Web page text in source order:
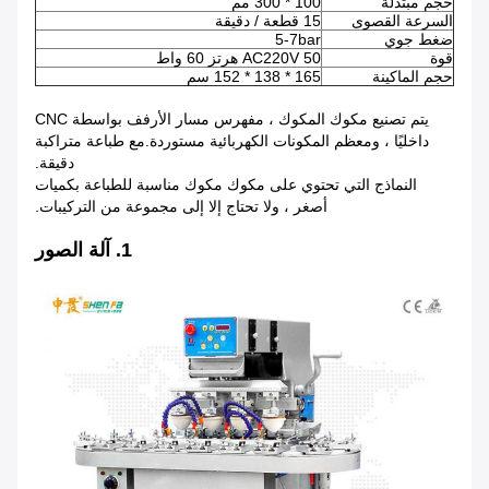
السرعة القصوى
15 قطعة / دقيقة
ضغط جوي
5-7bar
قوة
AC220V 50 هرتز 60 واط
حجم الماكينة
165 * 138 * 152 سم
يتم تصنيع مكوك المكوك ، مفهرس مسار الأرفف بواسطة CNC
داخليًا ، ومعظم المكونات الكهربائية مستوردة.مع طباعة متراكبة
دقيقة.
النماذج التي تحتوي على مكوك مكوك مناسبة للطباعة بكميات
أصغر ، ولا تحتاج إلا إلى مجموعة من التركيبات.
1. آلة الصور